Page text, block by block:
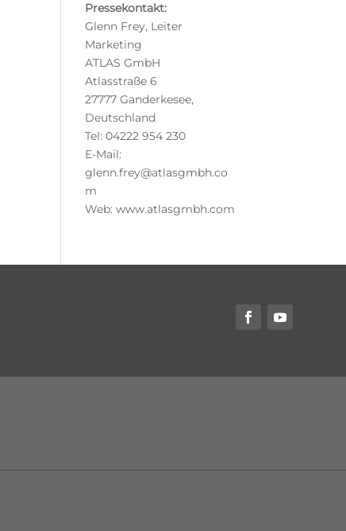
Pressekontakt:
Glenn Frey, Leiter
Marketing
ATLAS GmbH
Atlasstraße 6
27777 Ganderkesee,
Deutschland
Tel: 04222 954 230
E-Mail:
glenn.frey@atlasgmbh.co
m
Web: www.atlasgmbh.com